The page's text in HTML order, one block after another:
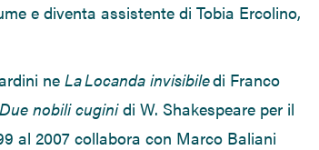
e diventa assistente di Tobia Ercolino,
ne LaLocanda invisibiledi Franco
nobili cuginidi W. Shakespeare per il
al 2007 collabora con Marco Baliani